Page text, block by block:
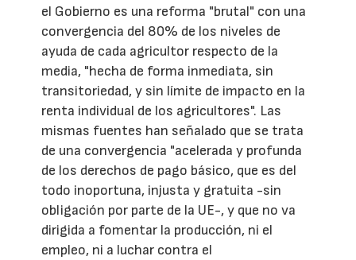
el Gobierno es una reforma "brutal" con una
convergencia del 80% de los niveles de
ayuda de cada agricultor respecto de la
media, "hecha de forma inmediata, sin
transitoriedad, y sin límite de impacto en la
renta individual de los agricultores". Las
mismas fuentes han señalado que se trata
de una convergencia "acelerada y profunda
de los derechos de pago básico, que es del
todo inoportuna, injusta y gratuita -sin
obligación por parte de la UE-, y que no va
dirigida a fomentar la producción, ni el
empleo, ni a luchar contra el